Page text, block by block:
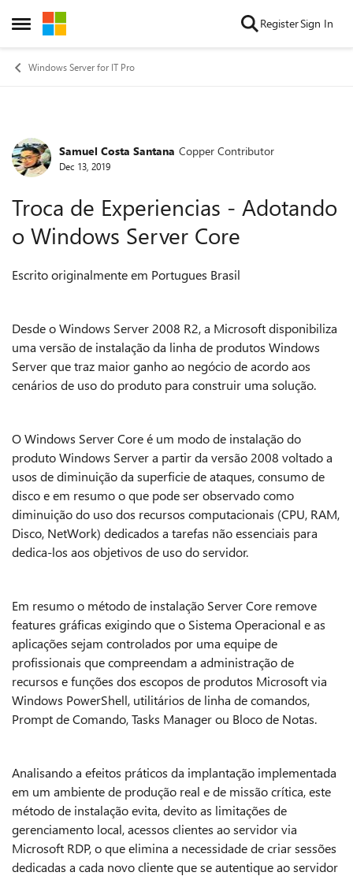
Open Side Menu
Skip to content RegisterSign In
Windows Server for IT Pro
Forum Discussion
Samuel Costa Santana Copper Contributor
Dec 13, 2019
Troca de Experiencias - Adotando
o Windows Server Core
Escrito originalmente em Portugues Brasil
Desde o Windows Server 2008 R2, a Microsoft disponibiliza
uma versão de instalação da linha de produtos Windows
Server que traz maior ganho ao negócio de acordo aos
cenários de uso do produto para construir uma solução.
O Windows Server Core é um modo de instalação do
produto Windows Server a partir da versão 2008 voltado a
usos de diminuição da superficie de ataques, consumo de
disco e em resumo o que pode ser observado como
diminuição do uso dos recursos computacionais (CPU, RAM,
Disco, NetWork) dedicados a tarefas não essenciais para
dedica-los aos objetivos de uso do servidor.
Em resumo o método de instalação Server Core remove
features gráficas exigindo que o Sistema Operacional e as
aplicações sejam controlados por uma equipe de
profissionais que compreendam a administração de
recursos e funções dos escopos de produtos Microsoft via
Windows PowerShell, utilitários de linha de comandos,
Prompt de Comando, Tasks Manager ou Bloco de Notas.
Analisando a efeitos práticos da implantação implementada
em um ambiente de produção real e de missão crítica, este
método de instalação evita, devito as limitações de
gerenciamento local, acessos clientes ao servidor via
Microsoft RDP, o que elimina a necessidade de criar sessões
dedicadas a cada novo cliente que se autentique ao servidor